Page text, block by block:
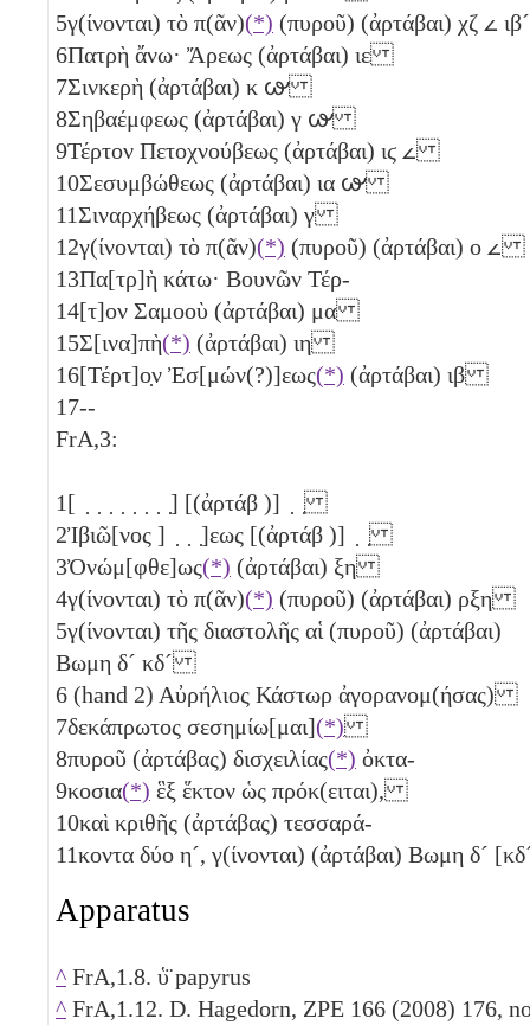
5γ(ίνονται) τὸ π(ᾶν)(*) (πυροῦ) (ἀρτάβαι) χζ 𐅵 ιβ´
6Πατρὴ ἄνω· Ἄρεως (ἀρτάβαι) ιε
7Σινκερὴ (ἀρτάβαι) κ 𐅷
8Σηβαέμφεως (ἀρτάβαι) γ 𐅷
9Τέρτον Πετοχνούβεως (ἀρτάβαι) ιϛ 𐅵
10Σεσυμβώθεως (ἀρτάβαι) ια 𐅷
11Σιναρχήβεως (ἀρτάβαι) γ
12γ(ίνονται) τὸ π(ᾶν)(*) (πυροῦ) (ἀρτάβαι) ο 𐅵
13Πα[τρ]ὴ κάτω· Βουνῶν Τέρ-
14[τ]ον Σαμοοὺ (ἀρτάβαι) μα
15Σ[ινα]πὴ(*) (ἀρτάβαι) ιη
16[Τέρτ]ο̣ν Ἐσ[μών(?)]εως(*) (ἀρτάβαι) ιβ
17--
FrA,3:
1[ ̣ ̣ ̣ ̣ ̣ ̣ ̣ ̣] [(ἀρτάβ )] ̣ ̣
2Ἰβιῶ[νος ] ̣ ̣ ̣]εως [(ἀρτάβ )] ̣ ̣
3Ὀνώμ[φθε]ως(*) (ἀρτάβαι) ξη
4γ(ίνονται) τὸ π(ᾶν)(*) (πυροῦ) (ἀρτάβαι) ρξη
5γ(ίνονται) τῆς διαστολῆς αἱ (πυροῦ) (ἀρτάβαι)
Βωμη δ´ κδ´
6 (hand 2) Αὐρήλιος Κάστωρ ἀγορανομ(ήσας)
7δεκάπρωτος σεσημίω[μαι](*)
8πυροῦ (ἀρτάβας) δισχειλίας(*) ὀκτα-
9κοσια(*) ἓξ ἕκτον ὡς πρόκ(ειται),
10καὶ κριθῆς (ἀρτάβας) τεσσαρά-
11κοντα δύο η´, γ(ίνονται) (ἀρτάβαι) Βωμη δ´ [
Apparatus
^ FrA,1.8. ὑ̈ papyrus
^ FrA,1.12. D. Hagedorn, ZPE 166 (2008) 176,